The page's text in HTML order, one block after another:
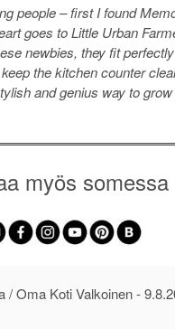
people – first I found
goes to Little Urban
newbies, they fit
the kitchen counter
and genius way to
myös somessa
/ Oma Koti Valkoinen -